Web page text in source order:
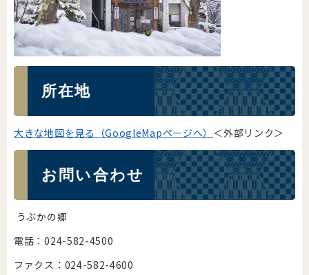
所在地
大きな地図を見る（GoogleMapページへ） ＜外部リンク＞
お問い合わせ
うぶかの郷
電話：024-582-4500
ファクス：024-582-4600